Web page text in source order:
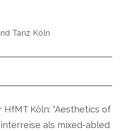
Tanz Köln
HfMT Köln: "Aesthetics of
als mixed-abled